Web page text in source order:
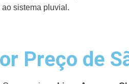
sistema pluvial.
Preço de